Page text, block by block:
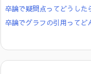
卒論で疑問点ってどうした
卒論でグラフの引用ってど